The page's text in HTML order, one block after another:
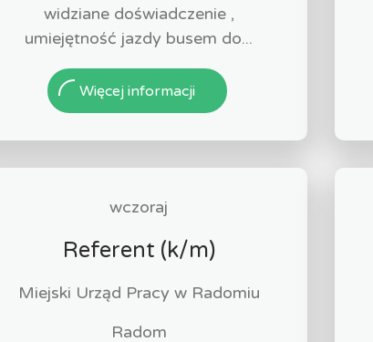
widziane doświadczenie ,
umiejętność jazdy busem do...
Więcej informacji
wczoraj
Referent (k/m)
Miejski Urząd Pracy w Radomiu
Radom